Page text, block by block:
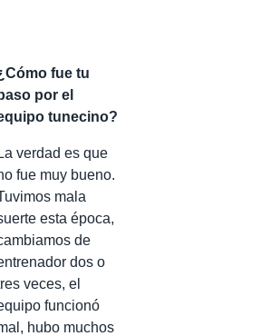
fue tu
por el
tunecino?
La verdad es que
fue muy bueno.
mala
esta época,
de
dos o
veces, el
funcionó
hubo muchos